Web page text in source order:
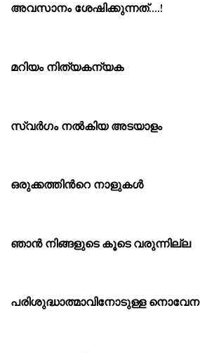
അവസാനം ശേഷിക്കുന്നത്….!
മറിയം നിത്യകന്യക
സ്വർഗം നൽകിയ അടയാളം
ഒരുക്കത്തിൻറെ നാളുകൾ
ഞാൻ നിങ്ങളുടെ കൂടെ വരുന്നില്ല
പരിശുദ്ധാത്മാവിനോടുള്ള നൊവേന